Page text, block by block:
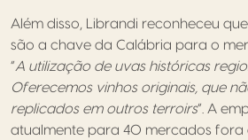
Além disso, Librandi reconheceu
são a chave da Calábria para o
“A utilização de uvas históricas
Oferecemos vinhos originais, que
replicados em outros terroirs“. A
atualmente para 40 mercados fora